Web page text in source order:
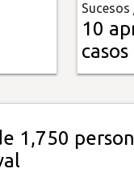
Sucesos
10
1,750